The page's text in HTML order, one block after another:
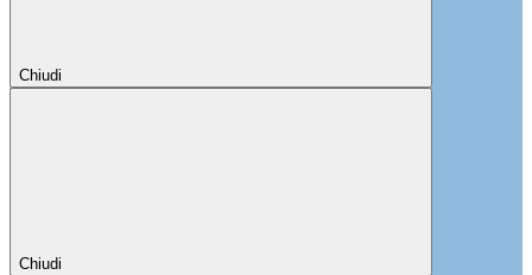
Chiudi
Chiudi